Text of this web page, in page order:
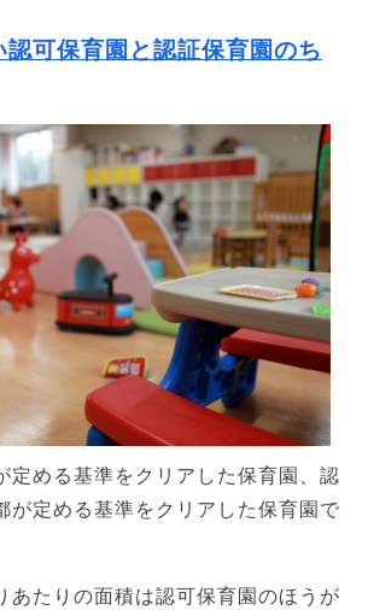
認可保育園と認証保育園のち
定める基準をクリアした保育園、認
が定める基準をクリアした保育園で
あたりの面積は認可保育園のほうが